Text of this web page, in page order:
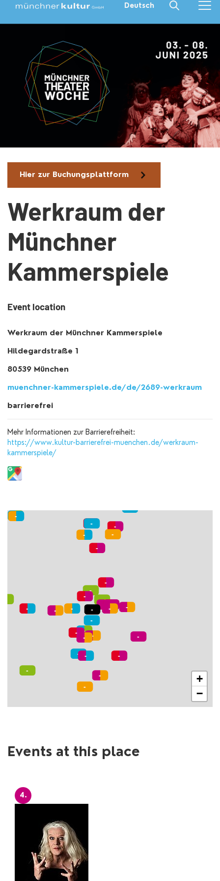
Deutsch
Hier zur Buchungsplattform
Werkraum der
Münchner
Kammerspiele
Event location
Werkraum der Münchner Kammerspiele
Hildegardstraße 1
80539 München
muenchner-kammerspiele.de/de/2689-werkraum
barrierefrei
Mehr Informationen zur Barrierefreiheit:
https://www.kultur-barrierefrei-muenchen.de/werkraum-
kammerspiele/
+
−
Events at this place
4.